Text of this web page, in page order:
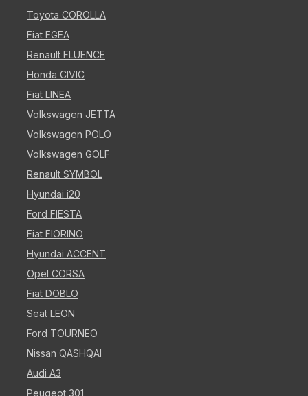
Toyota COROLLA
Fiat EGEA
Renault FLUENCE
Honda CIVIC
Fiat LINEA
Volkswagen JETTA
Volkswagen POLO
Volkswagen GOLF
Renault SYMBOL
Hyundai i20
Ford FIESTA
Fiat FIORINO
Hyundai ACCENT
Opel CORSA
Fiat DOBLO
Seat LEON
Ford TOURNEO
Nissan QASHQAI
Audi A3
Peugeot 301